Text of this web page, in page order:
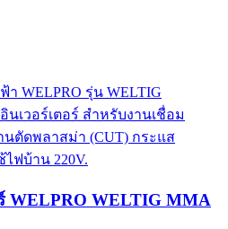
WELPRO WELTIG MMA